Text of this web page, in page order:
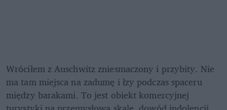
Wróciłem z Auschwitz zniesmaczony i przybity. Nie
ma tam miejsca na zadumę i łzy podczas spaceru
między barakami. To jest obiekt komercyjnej